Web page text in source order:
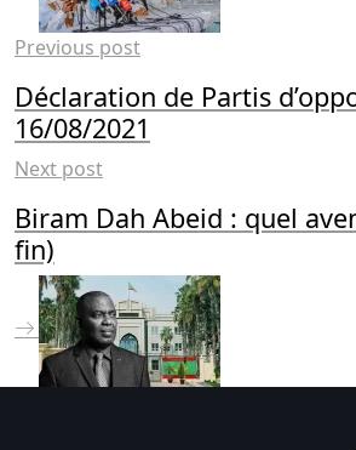
Previous post
Déclaration de Partis
16/08/2021
Next post
Biram Dah Abeid : quel
fin)